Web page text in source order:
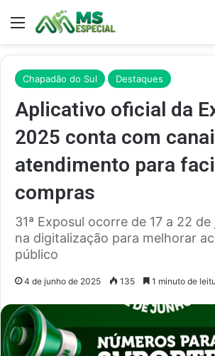
Menu
Chapadão do Sul Destaques
Aplicativo oficial da
2025 conta com
atendimento para
compras
31ª Exposul ocorre de 17 a 22
na digitalização para melhorar
público
4 de junho de 2025 135 1 minuto de